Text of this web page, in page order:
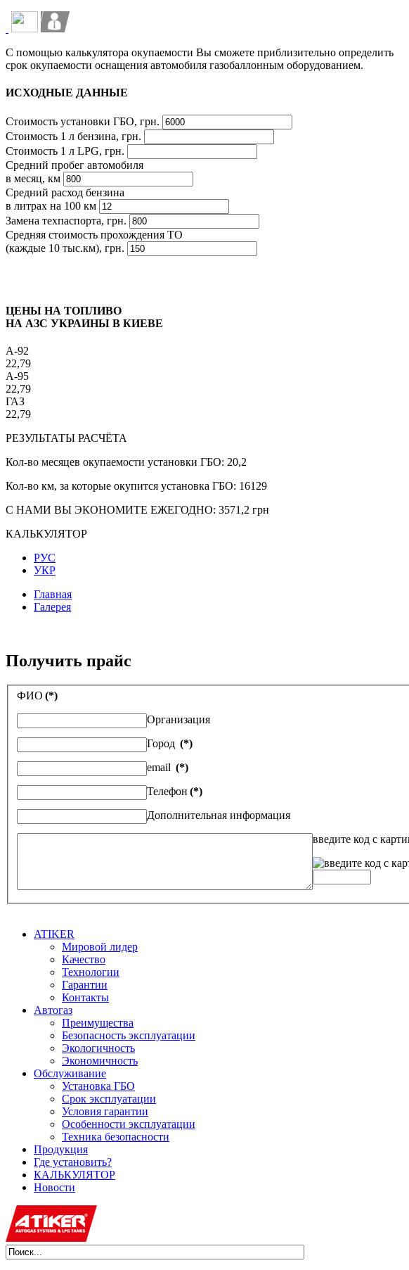
С помощью калькулятора окупаемости Вы сможете приблизительно определить
срок окупаемости оснащения автомобиля газобаллонным оборудованием.
ИСХОДНЫЕ ДАННЫЕ
Стоимость установки ГБО, грн.
Стоимость 1 л бензина, грн.
Стоимость 1 л LPG, грн.
Средний пробег автомобиля
в месяц, км
Средний расход бензина
в литрах на 100 км
Замена техпаспорта, грн.
Средняя стоимость прохождения ТО
(каждые 10 тыс.км), грн.
ЦЕНЫ НА ТОПЛИВО
НА АЗС УКРАИНЫ В КИЕВЕ
A-92
22,79
A-95
22,79
ГАЗ
22,79
РЕЗУЛЬТАТЫ РАСЧЁТА
Кол-во месяцев окупаемости установки ГБО: 20,2
Кол-во км, за которые окупится установка ГБО: 16129
С НАМИ ВЫ ЭКОНОМИТЕ ЕЖЕГОДНО: 3571,2 грн
КАЛЬКУЛЯТОР
РУС
УКР
Главная
Галерея
Получить прайс
ФИО (*)
Организация
Город (*)
email (*)
Телефон (*)
Дополнительная информация
введите код с
ATIKER
Мировой лидер
Качество
Технологии
Гарантии
Контакты
Автогаз
Преимущества
Безопасность эксплуатации
Экологичность
Экономичность
Обслуживание
Установка ГБО
Срок эксплуатации
Условия гарантии
Особенности эксплуатации
Техника безопасности
Продукция
Где установить?
КАЛЬКУЛЯТОР
Новости